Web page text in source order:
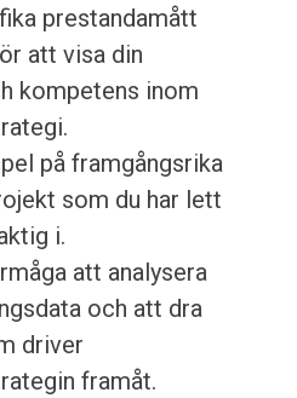
prestandamått
att visa din
kompetens inom
på framgångsrika
som du har lett
i.
att analysera
och att dra
driver
framåt.